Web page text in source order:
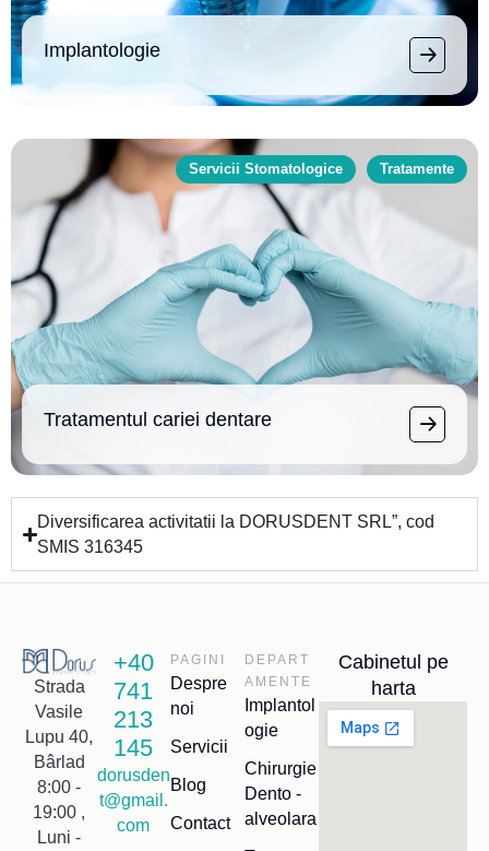
Implantologie
Servicii Stomatologice Tratamente
Tratamentul cariei dentare
Diversificarea activitatii la DORUSDENT SRL”, cod
SMIS 316345
Strada
Vasile
Lupu 40,
Bârlad
8:00 -
19:00 ,
Luni -
+40
741
213
145
dorusden
t@gmail.
com
PAGINI
Despre
noi
Servicii
Blog
Contact
DEPART
AMENTE
Implantol
ogie
Chirurgie
Dento -
alveolara
Cabinetul pe
harta